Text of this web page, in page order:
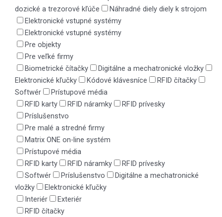
dozické a trezorové kľúče
Náhradné diely diely k strojom
Elektronické vstupné systémy
Elektronické vstupné systémy
Pre objekty
Pre veľké firmy
Biometrické čítačky
Digitálne a mechatronické vložky
Elektronické kľučky
Kódové klávesníce
RFID čítačky
Softwér
Prístupové média
RFID karty
RFID náramky
RFID prívesky
Príslušenstvo
Pre malé a stredné firmy
Matrix ONE on-line systém
Prístupové média
RFID karty
RFID náramky
RFID prívesky
Softwér
Príslušenstvo
Digitálne a mechatronické
vložky
Elektronické kľučky
Interiér
Exteriér
RFID čítačky